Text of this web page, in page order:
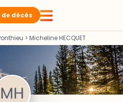
décès
> Micheline HECQUET